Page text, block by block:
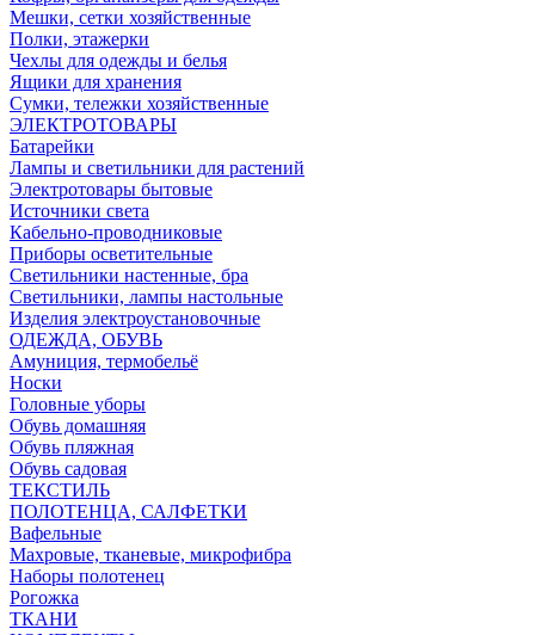
Мешки, сетки хозяйственные
Полки, этажерки
Чехлы для одежды и белья
Ящики для хранения
Сумки, тележки хозяйственные
ЭЛЕКТРОТОВАРЫ
Батарейки
Лампы и светильники для растений
Электротовары бытовые
Источники света
Кабельно-проводниковые
Приборы осветительные
Светильники настенные, бра
Светильники, лампы настольные
Изделия электроустановочные
ОДЕЖДА, ОБУВЬ
Амуниция, термобельё
Носки
Головные уборы
Обувь домашняя
Обувь пляжная
Обувь садовая
ТЕКСТИЛЬ
ПОЛОТЕНЦА, САЛФЕТКИ
Вафельные
Махровые, тканевые, микрофибра
Наборы полотенец
Рогожка
ТКАНИ